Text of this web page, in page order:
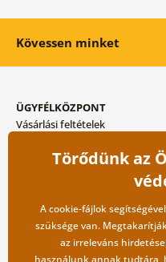
Kövessen minket
ÜGYFÉLKÖZPONT
Vásárlási feltételek
Szállítási és fizetési módok
Törődünk az
A cookie-fájlok
szüksége van.
az irreleváns
használunk annak tudtára,